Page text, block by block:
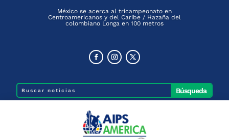
México se acerca al tricampeonato en
Centroamericanos y del Caribe / Hazaña del
colombiano Longa en 100 metros